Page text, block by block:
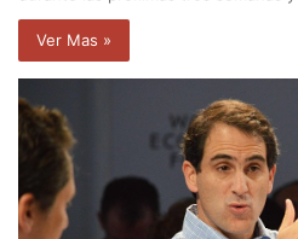
Ver Mas »